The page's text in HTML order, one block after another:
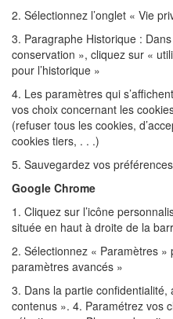
2. Sélectionnez l’onglet « Vie
3. Paragraphe Historique :
conservation », cliquez sur «
pour l’historique »
4. Les paramètres qui
vos choix concernant les
(refuser tous les cookies,
cookies tiers, . . .)
5. Sauvegardez vos
Google Chrome
1. Cliquez sur l’icône
située en haut à droite de la
2. Sélectionnez « Paramètres »
paramètres avancés »
3. Dans la partie
contenus ». 4. Paramétrez vos